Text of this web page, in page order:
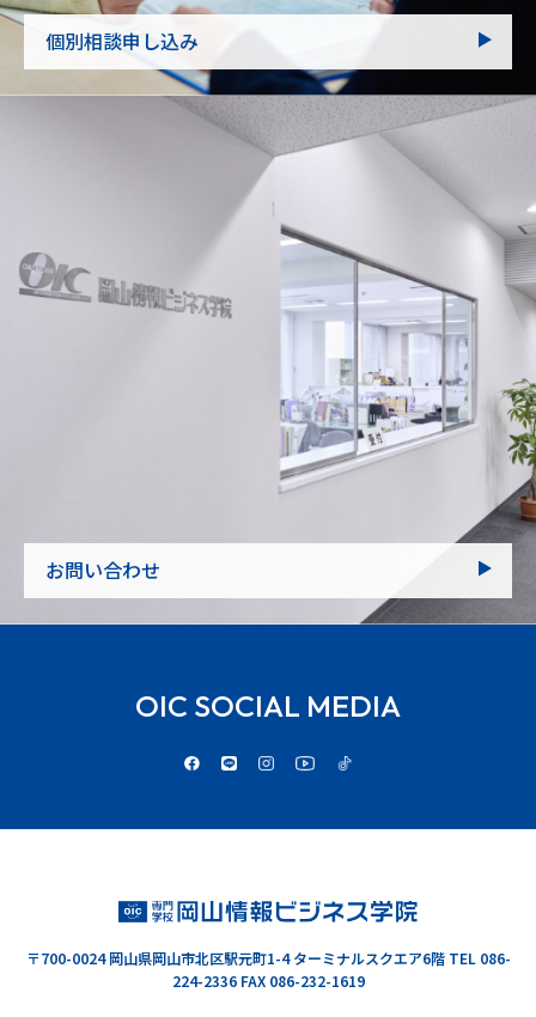
個別相談申し込み
お問い合わせ
OIC SOCIAL MEDIA
〒700-0024岡山県岡山市北区駅元町1-4 ターミナルスクエア6階TEL 086-
224-2336 FAX 086-232-1619